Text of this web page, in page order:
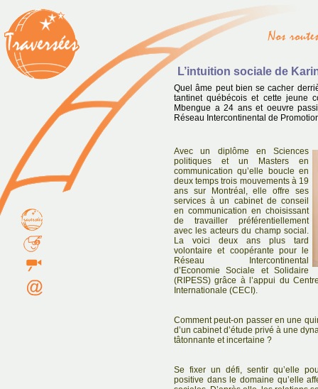
L’intuition sociale de
Quel âme peut bien se cacher
tantinet québécois et cette jeune
Mbengue a 24 ans et oeuvre
Réseau Intercontinental de
Avec un diplôme en Sciences
politiques et un Masters en
communication qu’elle boucle en
deux temps trois mouvements à 19
ans sur Montréal, elle offre ses
services à un cabinet de conseil
en communication en choisissant
de travailler préférentiellement
avec les acteurs du champ social.
La voici deux ans plus tard
volontaire et coopérante pour le
Réseau Intercontinental
d’Economie Sociale et Solidaire
(RIPESS) grâce à l’appui du
Internationale (CECI).
Comment peut-on passer en une
d’un cabinet d’étude privé à une
tâtonnante et incertaine ?
Se fixer un défi, sentir qu’elle
positive dans le domaine qu’elle